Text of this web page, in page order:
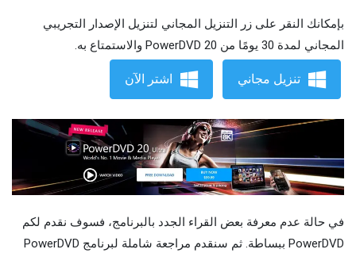
بإمكانك النقر على زر التنزيل المجاني لتنزيل الإصدار التجريبي
المجاني لمدة 30 يومًا من PowerDVD 20 والاستمتاع به.
تنزيل مجاني اشتر الآن
في حالة عدم معرفة بعض القراء الجدد بالبرنامج، فسوف نقدم لكم
PowerDVD ببساطة. ثم سنقدم مراجعة شاملة لبرنامج PowerDVD